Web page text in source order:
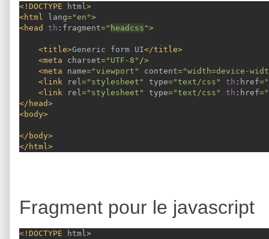
<!DOCTYPE html>
<html
lang="en">
<head th :fragment=" headcss ">
    <title>
Generic form UI</title>
    <meta
charset="UTF-8" />
    <meta
name="viewport" content="width=device-
    <link
rel="stylesheet" type="text/css" th :href="
    <link
rel="stylesheet" type="text/css" th :href="
</head>
<body>
</body>
</html>
Fragment pour le javascript
<!DOCTYPE html>